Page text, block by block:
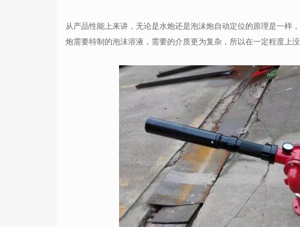
从产品性能上来讲，无论是水炮还是泡沫炮自动定位的原理是一样
炮需要特制的泡沫溶液，需要的介质更为复杂，所以在一定程度上没